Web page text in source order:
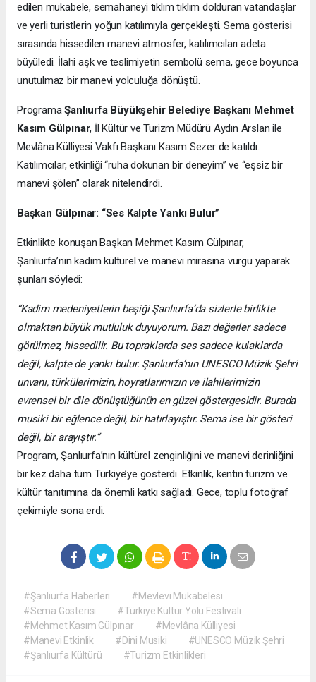
edilen mukabele, semahaneyi tıklım tıklım dolduran vatandaşlar
ve yerli turistlerin yoğun katılımıyla gerçekleşti. Sema gösterisi
sırasında hissedilen manevi atmosfer, katılımcıları adeta
büyüledi. İlahi aşk ve teslimiyetin sembolü sema, gece boyunca
unutulmaz bir manevi yolculuğa dönüştü.
ProgramaŞanlıurfa Büyükşehir Belediye Başkanı Mehmet
Kasım Gülpınar, İl Kültür ve Turizm Müdürü Aydın Arslan ile
Mevlâna Külliyesi Vakfı Başkanı Kasım Sezer de katıldı.
Katılımcılar, etkinliği “ruha dokunan bir deneyim” ve “eşsiz bir
manevi şölen” olarak nitelendirdi.
Başkan Gülpınar: “Ses Kalpte Yankı Bulur”
Etkinlikte konuşan Başkan Mehmet Kasım Gülpınar,
Şanlıurfa’nın kadim kültürel ve manevi mirasına vurgu yaparak
şunları söyledi:
“Kadim medeniyetlerin beşiği Şanlıurfa’da sizlerle birlikte
olmaktan büyük mutluluk duyuyorum. Bazı değerler sadece
görülmez, hissedilir. Bu topraklarda ses sadece kulaklarda
değil, kalpte de yankı bulur. Şanlıurfa’nın UNESCO Müzik Şehri
unvanı, türkülerimizin, hoyratlarımızın ve ilahilerimizin
evrensel bir dile dönüştüğünün en güzel göstergesidir. Burada
musiki bir eğlence değil, bir hatırlayıştır. Sema ise bir gösteri
değil, bir arayıştır.”
Program, Şanlıurfa’nın kültürel zenginliğini ve manevi derinliğini
bir kez daha tüm Türkiye’ye gösterdi. Etkinlik, kentin turizm ve
kültür tanıtımına da önemli katkı sağladı. Gece, toplu fotoğraf
çekimiyle sona erdi.
#Şanlıurfa Haberleri
#Mevlevi Mukabelesi
#Sema Gösterisi
#Türkiye Kültür Yolu Festivali
#Mehmet Kasım Gülpınar
#Mevlâna Külliyesi
#Manevi Etkinlik
#Dini Musiki
#UNESCO Müzik Şehri
#Şanlıurfa Kültürü
#Turizm Etkinlikleri